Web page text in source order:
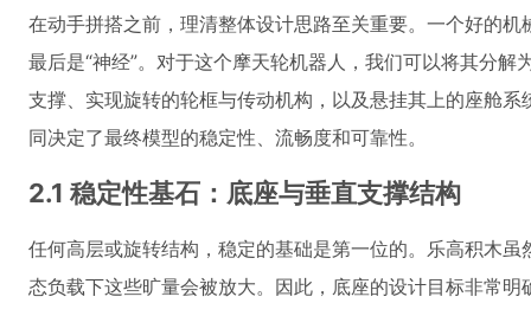
在动手拼搭之前，理清整体设计思路至关重要。一个好的机
最后是“神经”。对于这个摩天轮机器人，我们可以将其分
支撑、实现旋转的轮框与传动机构，以及悬挂其上的座舱
同决定了最终模型的稳定性、流畅度和可靠性。
2.1 稳定性基石：底座与垂直支撑结构
任何高层或旋转结构，稳定的基础是第一位的。乐高积木
态负载下这些旷量会被放大。因此，底座的设计目标非常明